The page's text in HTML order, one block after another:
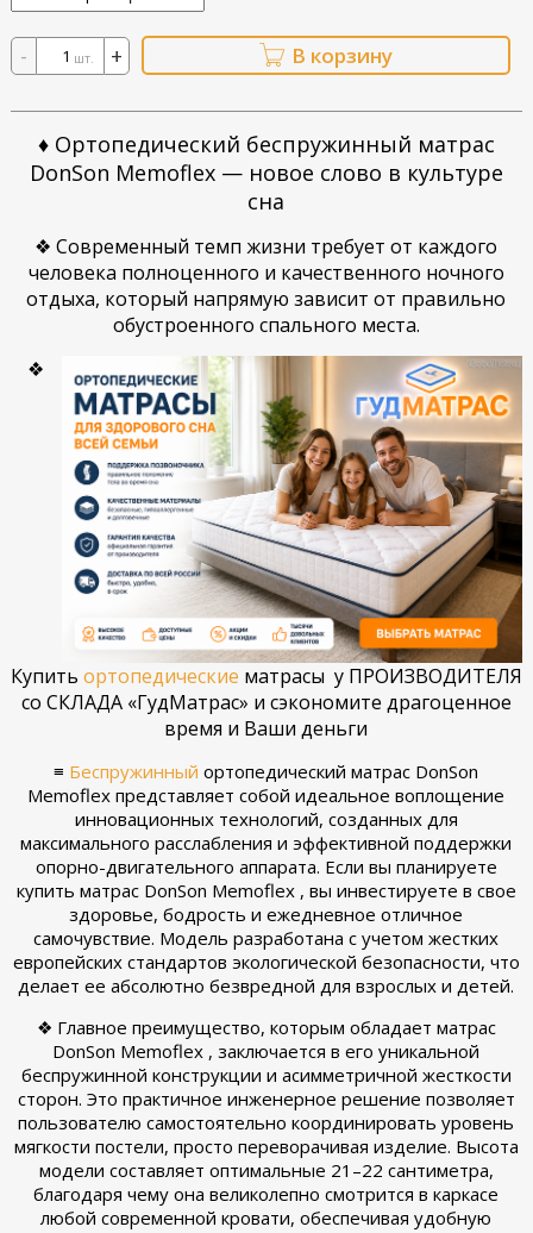
- +
шт. В корзину
♦ Ортопедический беспружинный матрас
DonSon Memoflex — новое слово в культуре
сна
❖ Современный темп жизни требует от каждого
человека полноценного и качественного ночного
отдыха, который напрямую зависит от правильно
обустроенного спального места.
❖
Купить ортопедические матрасы у ПРОИЗВОДИТЕЛЯ
со СКЛАДА «ГудМатрас» и сэкономите драгоценное
время и Ваши деньги
≡ Беспружинный ортопедический матрас DonSon
Memoflex представляет собой идеальное воплощение
инновационных технологий, созданных для
максимального расслабления и эффективной поддержки
опорно-двигательного аппарата. Если вы планируете
купить матрас DonSon Memoflex , вы инвестируете в свое
здоровье, бодрость и ежедневное отличное
самочувствие. Модель разработана с учетом жестких
европейских стандартов экологической безопасности, что
делает ее абсолютно безвредной для взрослых и детей.
❖ Главное преимущество, которым обладает матрас
DonSon Memoflex , заключается в его уникальной
беспружинной конструкции и асимметричной жесткости
сторон. Это практичное инженерное решение позволяет
пользователю самостоятельно координировать уровень
мягкости постели, просто переворачивая изделие. Высота
модели составляет оптимальные 21–22 сантиметра,
благодаря чему она великолепно смотрится в каркасе
любой современной кровати, обеспечивая удобную